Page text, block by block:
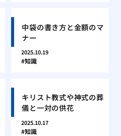
中袋の書き方と金額のマ
ナー
2025.10.19
知識
キリスト教式や神式の葬
儀と一対の供花
2025.10.17
知識